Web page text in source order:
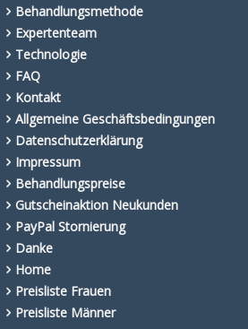
Behandlungsmethode
Expertenteam
Technologie
FAQ
Kontakt
Allgemeine Geschäftsbedingungen
Datenschutzerklärung
Impressum
Behandlungspreise
Gutscheinaktion Neukunden
PayPal Stornierung
Danke
Home
Preisliste Frauen
Preisliste Männer